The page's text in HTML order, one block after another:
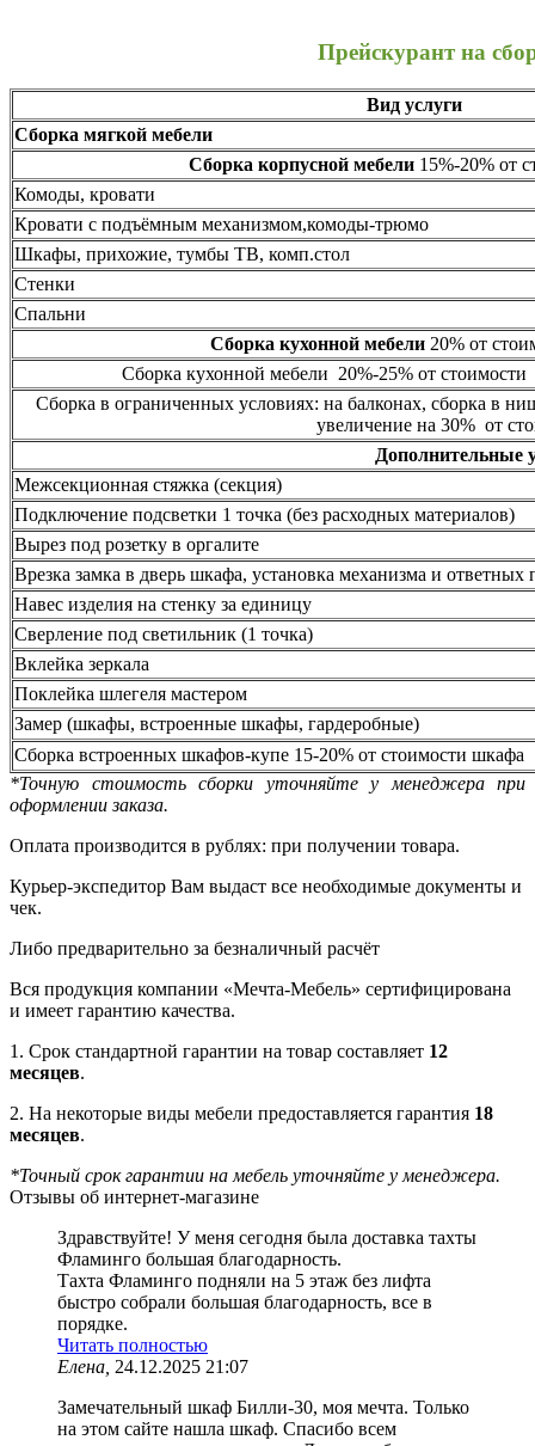
Прейскурант на
Вид услуги
Сборка мягкой мебели
Сборка корпусной мебели15%-20% от
Комоды, кровати
Кровати с подъёмным механизмом,комоды-трюмо
Шкафы, прихожие, тумбы ТВ, комп.стол
Стенки
Спальни
Сборка кухонной мебели20% от
Сборка кухонной мебели 20%-25% от стоимости
Сборка в ограниченных условиях: на балконах, сборка в
увеличение на 30% от
Дополнительные
Межсекционная стяжка (секция)
Подключение подсветки 1 точка (без расходных материалов)
Вырез под розетку в оргалите
Врезка замка в дверь шкафа, установка механизма и ответных
Навес изделия на стенку за единицу
Сверление под светильник (1 точка)
Вклейка зеркала
Поклейка шлегеля мастером
Замер (шкафы, встроенные шкафы, гардеробные)
Сборка встроенных шкафов-купе 15-20% от стоимости шкафа
*Точную стоимость сборки уточняйте у менеджера при
оформлении заказа.
Оплата производится в рублях: при получении товара.
Курьер-экспедитор Вам выдаст все необходимые документы и
чек.
Либо предварительно за безналичный расчёт
Вся продукция компании «Мечта-Мебель» сертифицирована
и имеет гарантию качества.
1. Срок стандартной гарантии на товар составляет 12
месяцев.
2. На некоторые виды мебели предоставляется гарантия 18
месяцев.
*Точный срок гарантии на мебель уточняйте у менеджера.
Отзывы об интернет-магазине
Здравствуйте! У меня сегодня была доставка тахты
Фламинго большая благодарность.
Тахта Фламинго подняли на 5 этаж без лифта
быстро собрали большая благодарность, все в
порядке.
Читать полностью
Елена, 24.12.2025 21:07
Замечательный шкаф Билли-30, моя мечта. Только
на этом сайте нашла шкаф. Спасибо всем